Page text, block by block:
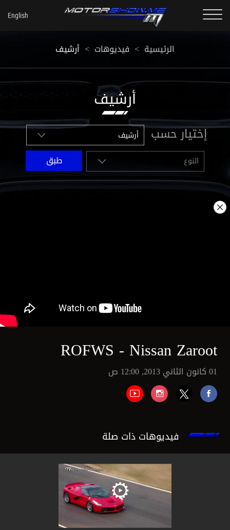
الرئيسية < فيديوهات < أرشيف
أرشيف
إختيار حسب
ROFWS - Nissan Zaroot
01 كانون الثاني 2013, 12:00 ص
فيديوهات ذات صلة